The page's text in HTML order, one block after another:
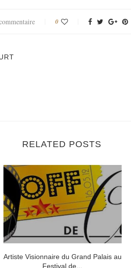
0
RELATED POSTS
Artiste Visionnaire du Grand Palais au
Festival de...